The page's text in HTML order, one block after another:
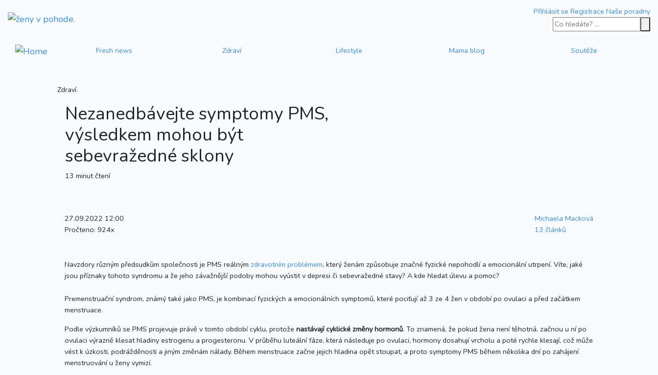
Přihlásit se Registrace Naše poradny
Fresh news Zdraví Lifestyle Mama blog Soutěže
Zdraví.
Nezanedbávejte symptomy PMS,
výsledkem mohou být
sebevražedné sklony
13 minut čtení
27.09.2022 12:00
Pročteno: 924x
Michaela Macková
13 článků
Navzdory různým předsudkům společnosti je PMS reálným zdravotním problémem, který ženám způsobuje značné fyzické nepohodlí a emocionální utrpení. Víte, jaké
jsou příznaky tohoto syndromu a že jeho závažnější podoby mohou vyústit v depresi či sebevražedné stavy? A kde hledat úlevu a pomoc?
Premenstruační syndrom, známý také jako PMS, je kombinací fyzických a emocionálních symptomů, které pociťují až 3 ze 4 žen v období po ovulaci a před začátkem
menstruace.
Podle výzkumníků se PMS projevuje právě v tomto období cyklu, protože nastávají cyklické změny hormonů. To znamená, že pokud žena není těhotná, začnou u ní po
ovulaci výrazně klesat hladiny estrogenu a progesteronu. V průběhu luteální fáze, která následuje po ovulaci, hormony dosahují vrcholu a poté rychle klesají, což může
vést k úzkosti, podrážděnosti a jiným změnám nálady. Během menstruace začne jejich hladina opět stoupat, a proto symptomy PMS během několika dní po zahájení
menstruování u ženy vymizí.